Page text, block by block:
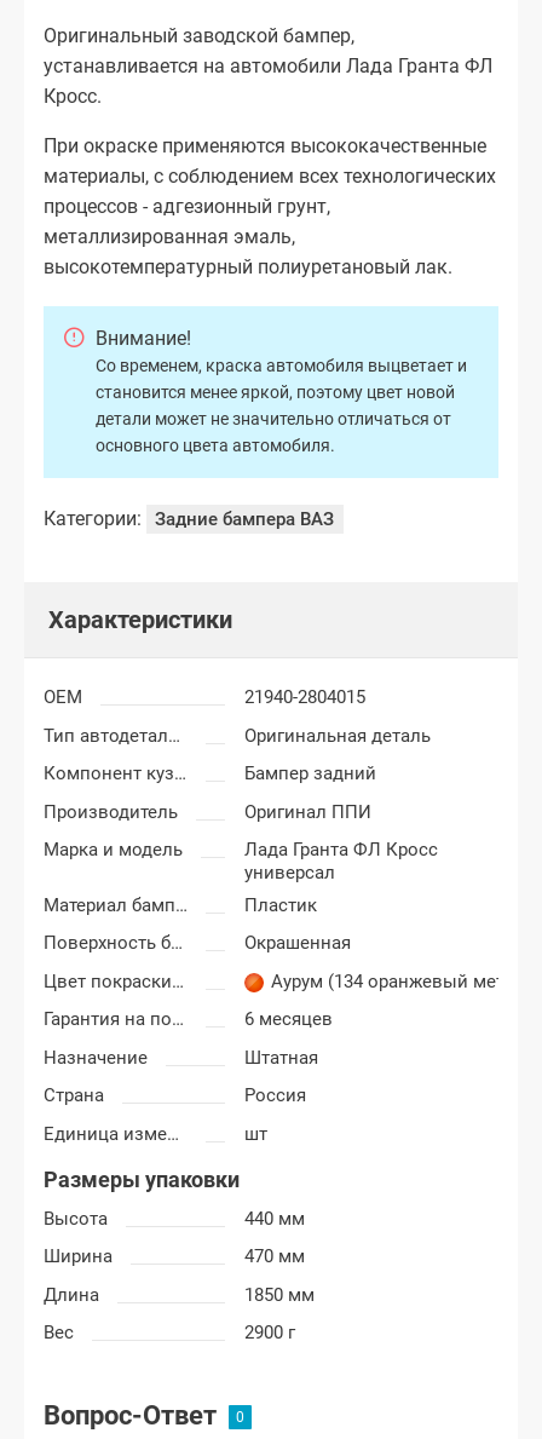
Оригинальный заводской бампер,
устанавливается на автомобили Лада Гранта ФЛ
Кросс.
При окраске применяются высококачественные
материалы, с соблюдением всех технологических
процессов - адгезионный грунт,
металлизированная эмаль,
высокотемпературный полиуретановый лак.
Внимание!
Со временем, краска автомобиля выцветает и
становится менее яркой, поэтому цвет новой
детали может не значительно отличаться от
основного цвета автомобиля.
Категории: Задние бампера ВАЗ
Характеристики
OEM
21940-2804015
Тип автодеталей
Оригинальная деталь
Компонент кузова
Бампер задний
Производитель
Оригинал ППИ
Марка и модель
Лада Гранта ФЛ Кросс
универсал
Материал бампера
Пластик
Поверхность бампера
Окрашенная
Цвет покраски Лада Гранта ФЛ (FL)
Аурум (134 оранжевый
Гарантия на покраску
6 месяцев
Назначение
Штатная
Страна
Россия
Единица измерения
шт
Размеры упаковки
Высота
440 мм
Ширина
470 мм
Длина
1850 мм
Вес
2900 г
Вопрос-Ответ